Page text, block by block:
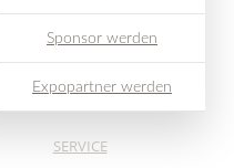
Sponsor werden
Expopartner werden
SERVICE